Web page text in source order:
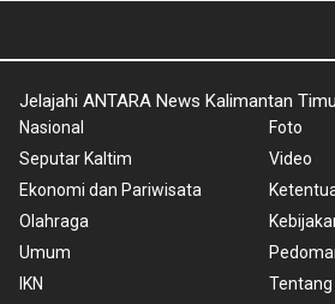
Jelajahi ANTARA News Kalimantan
Nasional
Seputar Kaltim
Ekonomi dan Pariwisata
Olahraga
Umum
IKN
Foto
Video
Tentang